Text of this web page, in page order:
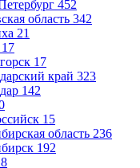
452
область 342
21
17
17
край 323
142
15
область 236
192
8